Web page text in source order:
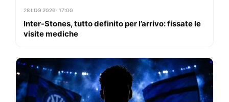
28 LUG 2026 · 17:00
Inter-Stones, tutto definito per l’arrivo: fissate le
visite mediche